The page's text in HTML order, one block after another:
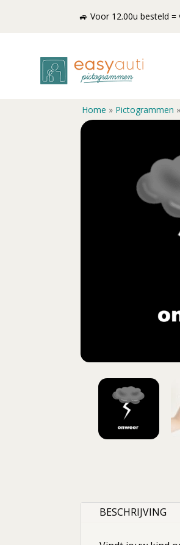
🚙 Voor 12.00u besteld
Home » Pictogrammen »
BESCHRIJVING